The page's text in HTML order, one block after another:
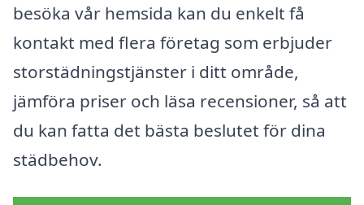
besöka vår hemsida kan du enkelt få
kontakt med flera företag som erbjuder
storstädningstjänster i ditt område,
jämföra priser och läsa recensioner, så att
du kan fatta det bästa beslutet för dina
städbehov.